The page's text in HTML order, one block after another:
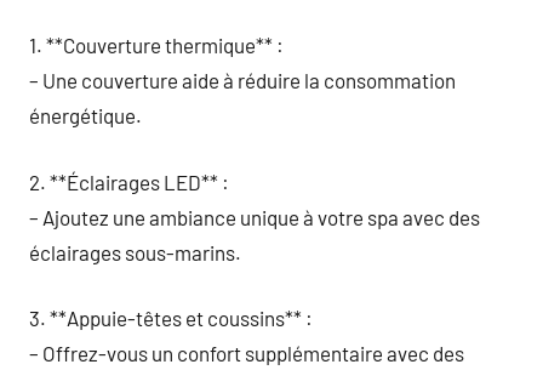
1. **Couverture thermique** :
– Une couverture aide à réduire la consommation
énergétique.
2. **Éclairages LED** :
– Ajoutez une ambiance unique à votre spa avec des
éclairages sous-marins.
3. **Appuie-têtes et coussins** :
– Offrez-vous un confort supplémentaire avec des